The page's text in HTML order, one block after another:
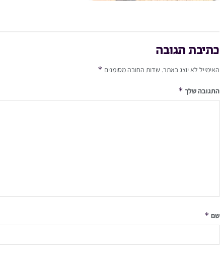
כתיבת תגובה
האימייל לא יוצג באתר. שדות החובה מסומנים *
התגובה שלך *
שם *